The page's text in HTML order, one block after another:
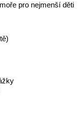
Hotel
30 osob, doba
do moře pro
hřiště)